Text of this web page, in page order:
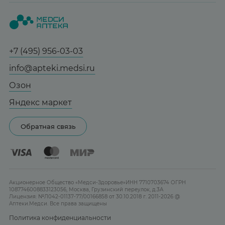
Медицинские товары
Мама и малыш
Тревога и стресс
Здоровый сон
Женская гигиена
Бренды
Статьи и новости
Справочник болезней
Гарантии
Сотрудничество
Реклама на сайте
Карта сайта
Все аптеки
Отзывы
Лицензия
+7 (495) 956-03-03
info@apteki.medsi.ru
Озон
Яндекс маркет
Обратная связь
Акционерное Общество «Медси-Здоровье»ИНН 7710703674 ОГРН
1087746008833123056, Москва, Грузинский переулок, д.3А
Лицензия: №Л042-01137-77/00166858 от 30.10.2018 г. 2011-2026 @
Аптеки.Медси. Все права защищены
Политика конфиденциальности